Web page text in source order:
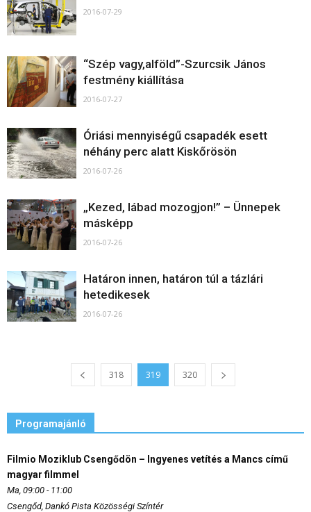
2016-07-29
“Szép vagy,alföld”-Szurcsik János
festmény kiállítása
2016-07-27
Óriási mennyiségű csapadék esett
néhány perc alatt Kiskőrösön
2016-07-26
„Kezed, lábad mozogjon!” – Ünnepek
másképp
2016-07-26
Határon innen, határon túl a tázlári
hetedikesek
2016-07-26
318 319 320
Programajánló
Filmio Moziklub Csengődön – Ingyenes vetítés a Mancs című
magyar filmmel
Ma, 09:00 - 11:00
Csengőd, Dankó Pista Közösségi Színtér